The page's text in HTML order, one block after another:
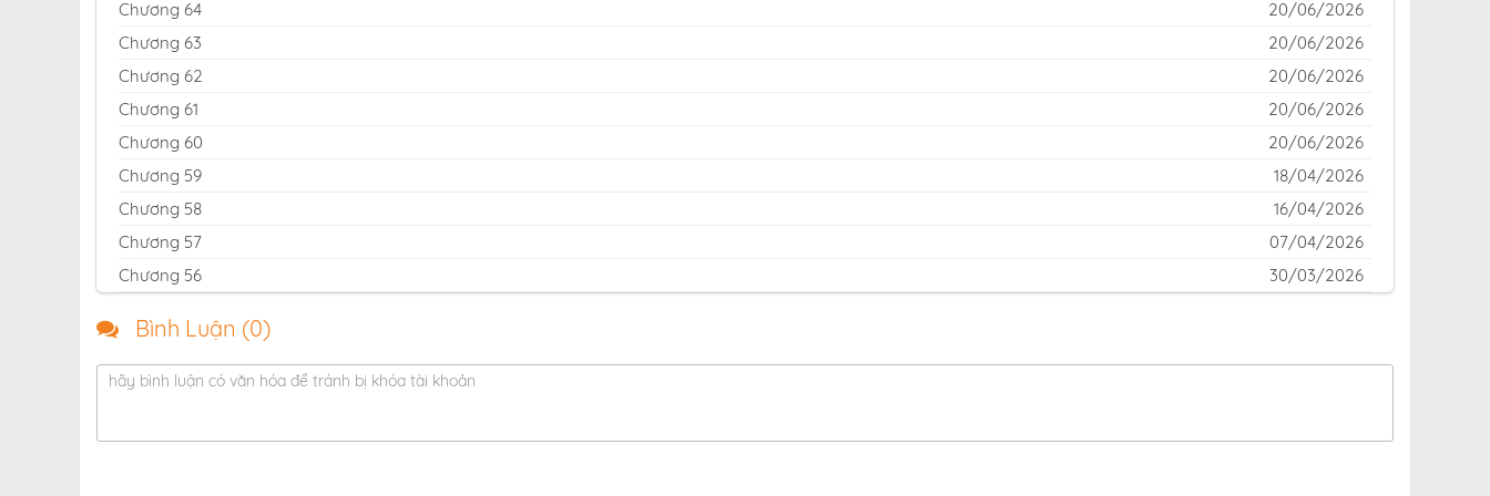
Chương 64
20/06/2026
Chương 63
20/06/2026
Chương 62
20/06/2026
Chương 61
20/06/2026
Chương 60
20/06/2026
Chương 59
18/04/2026
Chương 58
16/04/2026
Chương 57
07/04/2026
Chương 56
30/03/2026
Chương 54
Chương 53
Chương 51
02/03/2026
Bình Luận (0)
hãy bình luận có văn hóa để tránh bị khóa tài khoản